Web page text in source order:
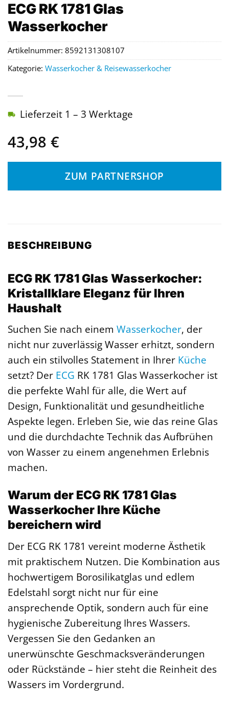
ECG RK 1781 Glas
Wasserkocher
43,98 €
Lieferzeit 1 – 3 Werktage
ZUM PARTNERSHOP
Artikelnummer: 8592131308107
Kategorie: Wasserkocher & Reisewasserkocher
BESCHREIBUNG
ECG RK 1781 Glas Wasserkocher:
Kristallklare Eleganz für Ihren
Haushalt
Suchen Sie nach einem Wasserkocher, der
nicht nur zuverlässig Wasser erhitzt, sondern
auch ein stilvolles Statement in Ihrer Küche
setzt? Der ECG RK 1781 Glas Wasserkocher ist
die perfekte Wahl für alle, die Wert auf
Design, Funktionalität und gesundheitliche
Aspekte legen. Erleben Sie, wie das reine Glas
und die durchdachte Technik das Aufbrühen
von Wasser zu einem angenehmen Erlebnis
machen.
Warum der ECG RK 1781 Glas
Wasserkocher Ihre Küche
bereichern wird
Der ECG RK 1781 vereint moderne Ästhetik
mit praktischem Nutzen. Die Kombination aus
hochwertigem Borosilikatglas und edlem
Edelstahl sorgt nicht nur für eine
ansprechende Optik, sondern auch für eine
hygienische Zubereitung Ihres Wassers.
Vergessen Sie den Gedanken an
unerwünschte Geschmacksveränderungen
oder Rückstände – hier steht die Reinheit des
Wassers im Vordergrund.